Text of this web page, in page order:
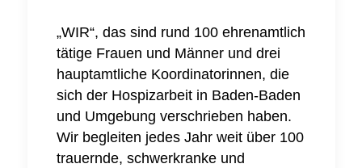
„WIR“, das sind rund 100 ehrenamtlich
tätige Frauen und Männer und drei
hauptamtliche Koordinatorinnen, die
sich der Hospizarbeit in Baden-Baden
und Umgebung verschrieben haben.
Wir begleiten jedes Jahr weit über 100
trauernde, schwerkranke und